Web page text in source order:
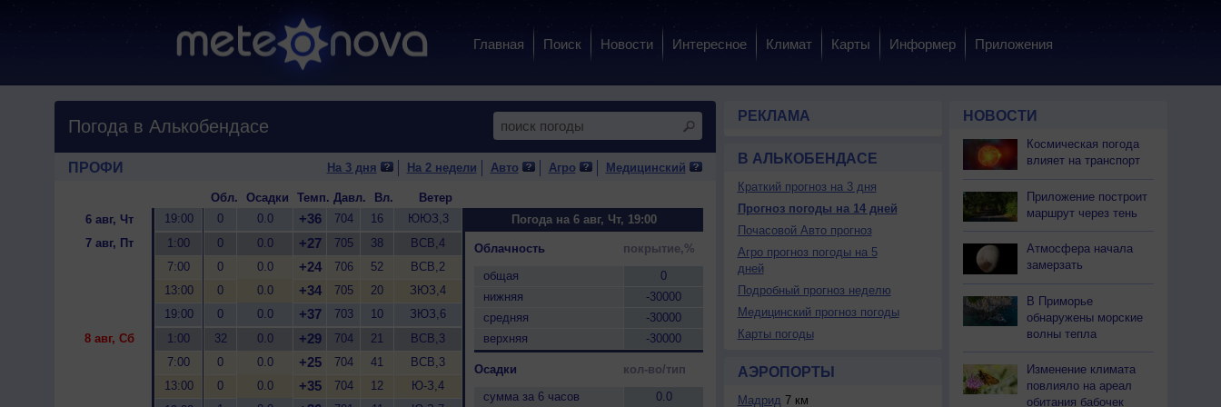
Главная Поиск Новости Интересное Климат Карты Информер Приложения
Погода в Алькобендасе
ПРОФИ На 3 дня На 2 недели Авто Агро Медицинский
Обл. Осадки Темп. Давл. Вл.
Ветер
6 авг, Чт
19:00 0 0.0 +36 704 16
ЮЮЗ,3
7 авг, Пт
1:00 0 0.0 +27 705 38
ВСВ,4
7:00
0 0.0 +24 706 52
ВСВ,2
13:00
0 0.0 +34 705 20
ЗЮЗ,4
19:00
0 0.0 +37 703 10
ЗЮЗ,6
8 авг, Сб
1:00 32 0.0 +29 704 21
ВСВ,3
7:00
0 0.0 +25 704 41
ВСВ,3
13:00
0 0.0 +35 704 12
Ю-З,4
Погода на 6 авг, Чт, 19:00
Облачность
покрытие,%
общая
0
нижняя
-30000
средняя
-30000
верхняя
-30000
Осадки
кол-во/тип
сумма за 6 часов
0.0
РЕКЛАМА
В АЛЬКОБЕНДАСЕ
Краткий прогноз на 3 дня
Прогноз погоды на 14 дней
Почасовой Авто прогноз
Агро прогноз погоды на 5
дней
Подробный прогноз неделю
Медицинский прогноз погоды
Карты погоды
АЭРОПОРТЫ
Мадрид 7 км
НОВОСТИ
Космическая погода
влияет на транспорт
Приложение построит
маршрут через тень
Атмосфера начала
замерзать
В Приморье
обнаружены морские
волны тепла
Изменение климата
повлияло на ареал
обитания бабочек